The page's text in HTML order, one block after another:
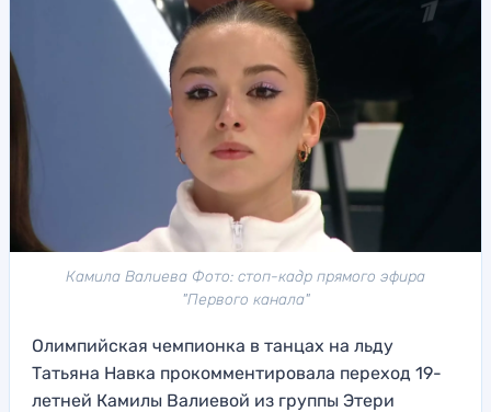
Камила Валиева Фото: стоп-кадр прямого эфира
"Первого канала"
Олимпийская чемпионка в танцах на льду
Татьяна Навка прокомментировала переход 19-
летней Камилы Валиевой из группы Этери